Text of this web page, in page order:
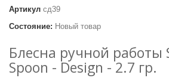
Артикул сд39
Состояние: Новый товар
Блесна ручной работы
Spoon - Design - 2.7 гр.